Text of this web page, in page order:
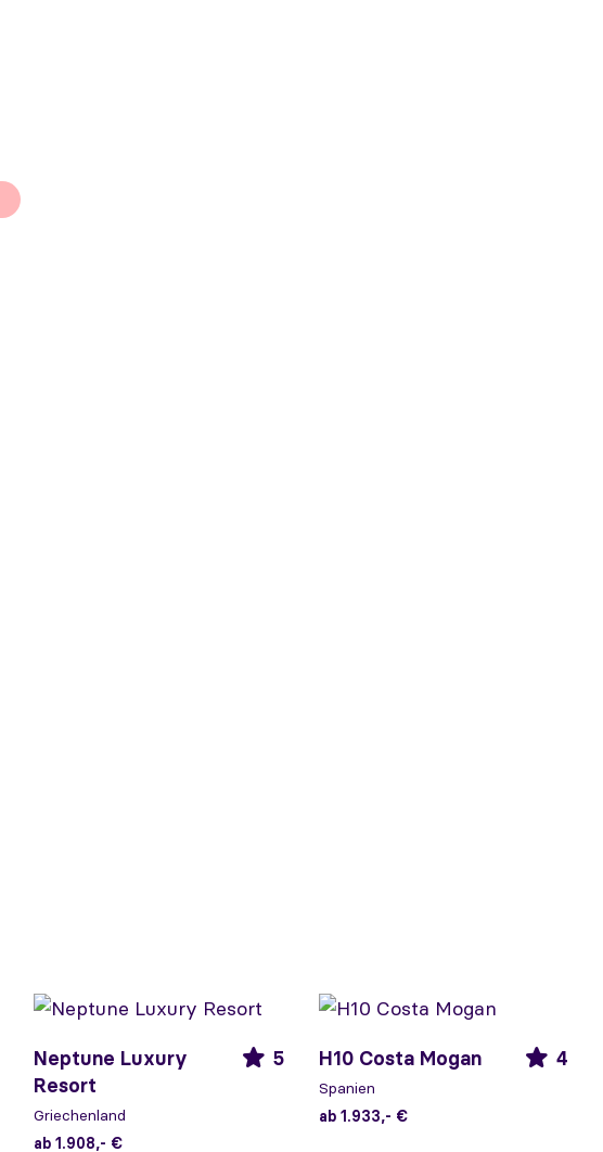
Neptune Luxury
Resort
5
Griechenland
ab 1.908,- €
H10 Costa Mogan 4
Spanien
ab 1.933,- €